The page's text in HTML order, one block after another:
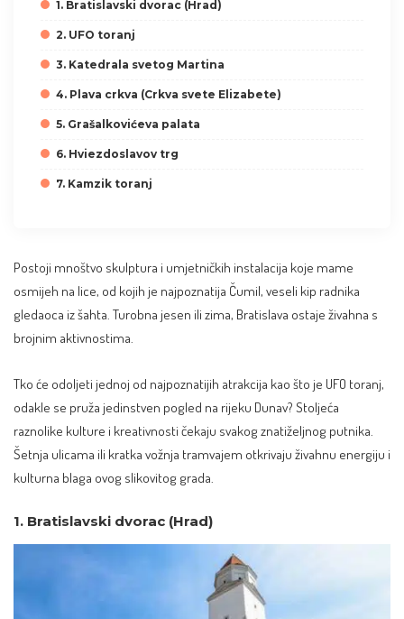
1. Bratislavski dvorac (Hrad)
2. UFO toranj
3. Katedrala svetog Martina
4. Plava crkva (Crkva svete Elizabete)
5. Grašalkovićeva palata
6. Hviezdoslavov trg
7. Kamzik toranj
Postoji mnoštvo skulptura i umjetničkih instalacija koje mame
osmijeh na lice, od kojih je najpoznatija Čumil, veseli kip radnika
gledaoca iz šahta. Turobna jesen ili zima, Bratislava ostaje živahna s
brojnim aktivnostima.
Tko će odoljeti jednoj od najpoznatijih atrakcija kao što je UFO toranj,
odakle se pruža jedinstven pogled na rijeku Dunav? Stoljeća
raznolike kulture i kreativnosti čekaju svakog znatiželjnog putnika.
Šetnja ulicama ili kratka vožnja tramvajem otkrivaju živahnu energiju i
kulturna blaga ovog slikovitog grada.
1. Bratislavski dvorac (Hrad)